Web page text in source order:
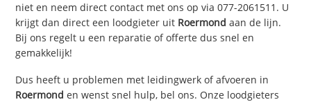
niet en neem direct contact met ons op via 077-2061511. U
krijgt dan direct een loodgieter uit Roermond aan de lijn.
Bij ons regelt u een reparatie of offerte dus snel en
gemakkelijk!
Dus heeft u problemen met leidingwerk of afvoeren in
Roermond en wenst snel hulp, bel ons. Onze loodgieters